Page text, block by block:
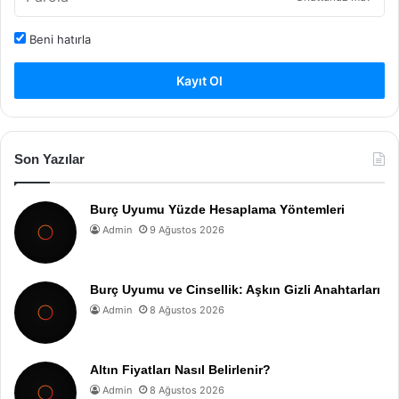
Beni hatırla
Kayıt Ol
Son Yazılar
Burç Uyumu Yüzde Hesaplama Yöntemleri
Admin 9 Ağustos 2026
Burç Uyumu ve Cinsellik: Aşkın Gizli Anahtarları
Admin 8 Ağustos 2026
Altın Fiyatları Nasıl Belirlenir?
Admin 8 Ağustos 2026